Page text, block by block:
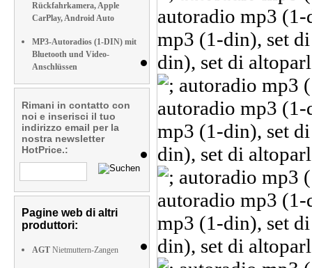
Rückfahrkamera, Apple
CarPlay, Android Auto
MP3-Autoradios (1-DIN) mit
Bluetooth und Video-
Anschlüssen
Rimani in contatto con
noi e inserisci il tuo
indirizzo email per la
nostra newsletter
HotPrice.:
Pagine web di altri
produttori:
AGT Nietmuttern-Zangen